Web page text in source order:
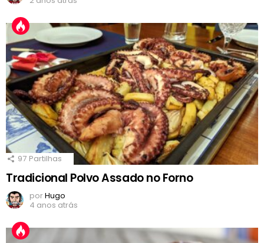
97 Partilhas
Tradicional Polvo Assado no Forno
porHugo
4 anos atrás